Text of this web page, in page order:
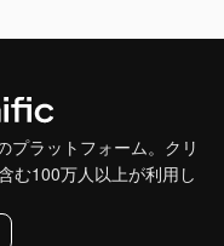
プラットフォーム。クリ
む100万人以上が利用し